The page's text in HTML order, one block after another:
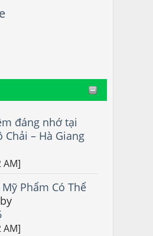
đáng nhớ tại
Chải – Hà Giang
AM]
Phẩm Có Thể
AM]